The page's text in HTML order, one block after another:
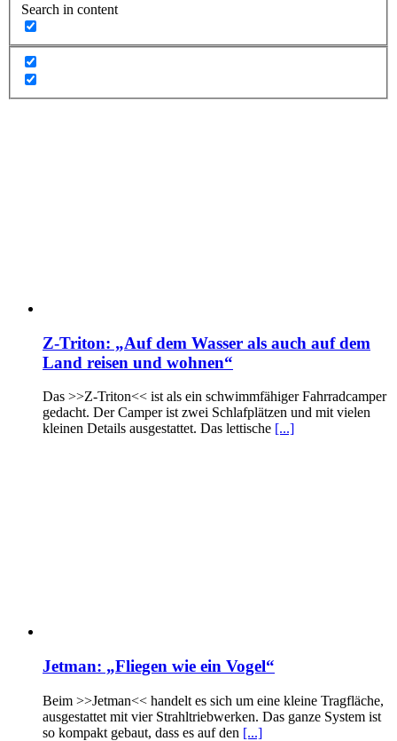
Search in content
Z-Triton: „Auf dem Wasser als auch auf dem
Land reisen und wohnen“
Das >>Z-Triton<< ist als ein schwimmfähiger Fahrradcamper
gedacht. Der Camper ist zwei Schlafplätzen und mit vielen
kleinen Details ausgestattet. Das lettische [...]
Jetman: „Fliegen wie ein Vogel“
Beim >>Jetman<< handelt es sich um eine kleine Tragfläche,
ausgestattet mit vier Strahltriebwerken. Das ganze System ist
so kompakt gebaut, dass es auf den [...]